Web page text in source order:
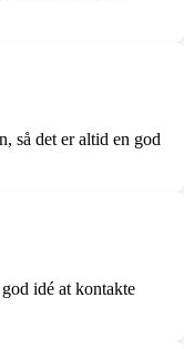
så det er altid en god
idé at kontakte